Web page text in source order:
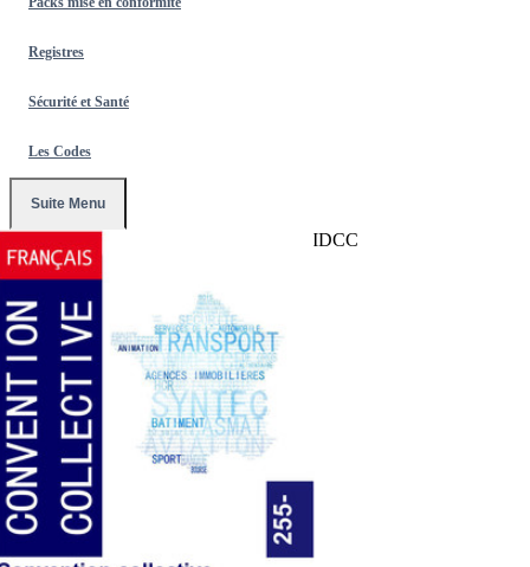
Registres
Sécurité et Santé
Les Codes
Suite Menu
Conventions Collectives 255-IDCC